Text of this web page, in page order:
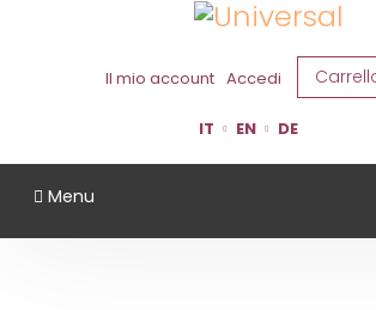
Il mio account Accedi
IT EN DE
Menu